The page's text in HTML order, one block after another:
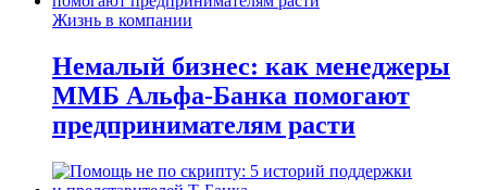
Жизнь в компании
Немалый бизнес: как менеджеры
ММБ Альфа-Банка помогают
предпринимателям расти